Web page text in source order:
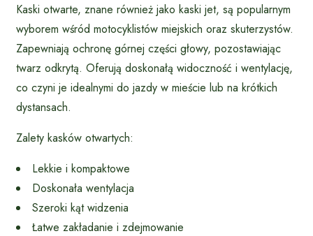
Kaski otwarte, znane również jako kaski jet, są popularnym
wyborem wśród motocyklistów miejskich oraz skuterzystów.
Zapewniają ochronę górnej części głowy, pozostawiając
twarz odkrytą. Oferują doskonałą widoczność i wentylację,
co czyni je idealnymi do jazdy w mieście lub na krótkich
dystansach.
Zalety kasków otwartych:
Lekkie i kompaktowe
Doskonała wentylacja
Szeroki kąt widzenia
Łatwe zakładanie i zdejmowanie